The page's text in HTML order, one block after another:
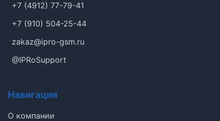
+7 (4912) 77-79-41
+7 (910) 504-25-44
zakaz@ipro-gsm.ru
@IPRoSupport
Навигация
О компании